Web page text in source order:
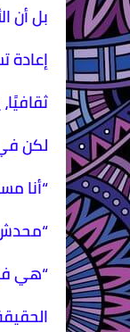
بل أن
إعادة
لكن
“أنا
“هي